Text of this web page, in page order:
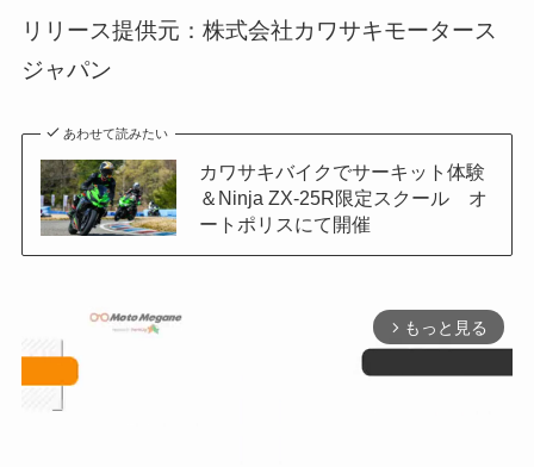
リリース提供元：株式会社カワサキモータース
ジャパン
あわせて読みたい
カワサキバイクでサーキット体験
＆Ninja ZX-25R限定スクール オ
ートポリスにて開催
arrow_forward_ios もっと見る